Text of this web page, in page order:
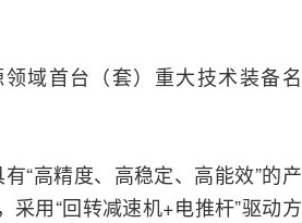
域首台（套）重大技术装备名
“高精度、高稳定、高能效”的产
采用“回转减速机+电推杆”驱动方